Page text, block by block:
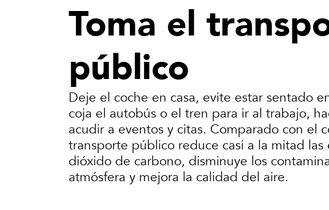
Toma el
público
Deje el coche en casa, evite estar sentado
coja el autobús o el tren para ir al trabajo,
acudir a eventos y citas. Comparado con el
transporte público reduce casi a la mitad las
dióxido de carbono, disminuye los
atmósfera y mejora la calidad del aire.